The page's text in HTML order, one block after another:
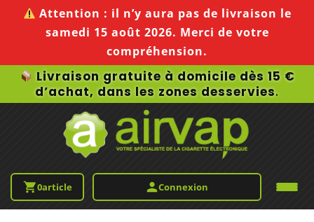
Attention : il n’y aura pas de livraison le
samedi 15 août 2026. Merci de votre
compréhension.
Livraison gratuite à domicile dès 15 €
d’achat, dans les zones desservies.
0article Connexion